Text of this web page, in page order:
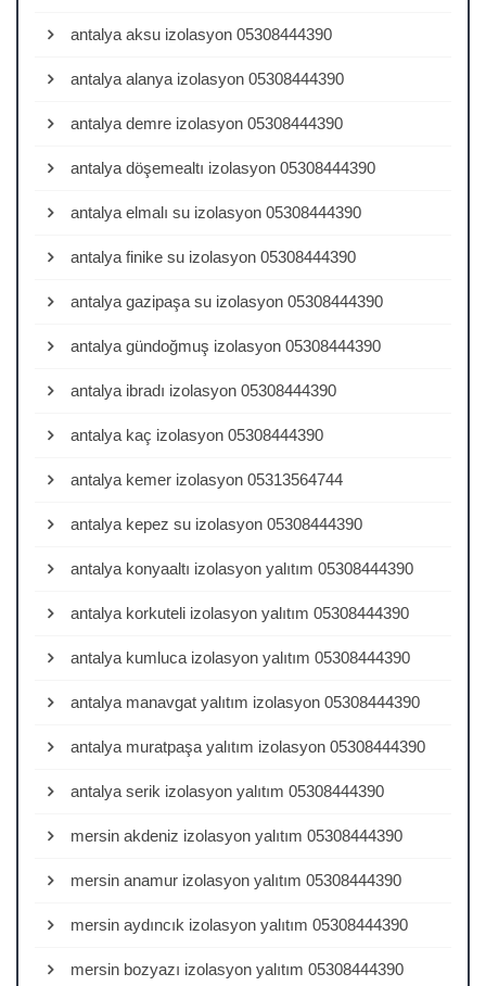
antalya aksu izolasyon 05308444390
antalya alanya izolasyon 05308444390
antalya demre izolasyon 05308444390
antalya döşemealtı izolasyon 05308444390
antalya elmalı su izolasyon 05308444390
antalya finike su izolasyon 05308444390
antalya gazipaşa su izolasyon 05308444390
antalya gündoğmuş izolasyon 05308444390
antalya ibradı izolasyon 05308444390
antalya kaç izolasyon 05308444390
antalya kemer izolasyon 05313564744
antalya kepez su izolasyon 05308444390
antalya konyaaltı izolasyon yalıtım 05308444390
antalya korkuteli izolasyon yalıtım 05308444390
antalya kumluca izolasyon yalıtım 05308444390
antalya manavgat yalıtım izolasyon 05308444390
antalya muratpaşa yalıtım izolasyon 05308444390
antalya serik izolasyon yalıtım 05308444390
mersin akdeniz izolasyon yalıtım 05308444390
mersin anamur izolasyon yalıtım 05308444390
mersin aydıncık izolasyon yalıtım 05308444390
mersin bozyazı izolasyon yalıtım 05308444390